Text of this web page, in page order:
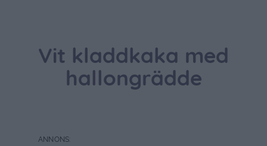
Vit kladdkaka med
hallongrädde